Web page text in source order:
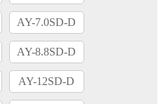
AY-7.0SD-D
AY-8.8SD-D
AY-12SD-D